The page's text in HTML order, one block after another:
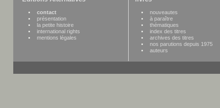
contact
présentation
la petite histoire
international rights
mentions légales
nouveautes
à paraître
thématiques
index des titres
archives des titres
nos parutions depuis 1975
auteurs